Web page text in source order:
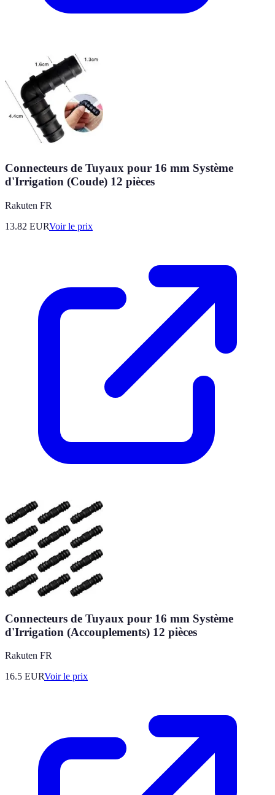
Connecteurs de Tuyaux pour 16 mm Système
d'Irrigation (Coude) 12 pièces
Rakuten FR
13.82 EURVoir le prix
Connecteurs de Tuyaux pour 16 mm Système
d'Irrigation (Accouplements) 12 pièces
Rakuten FR
16.5 EURVoir le prix